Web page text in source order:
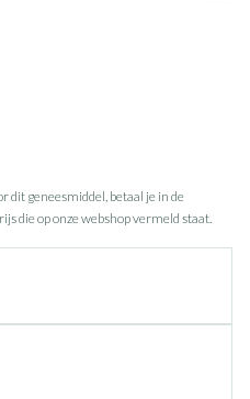
dit geneesmiddel, betaal je in de
die op onze webshop vermeld staat.